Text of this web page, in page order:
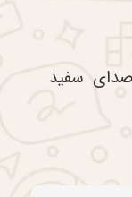
سفید